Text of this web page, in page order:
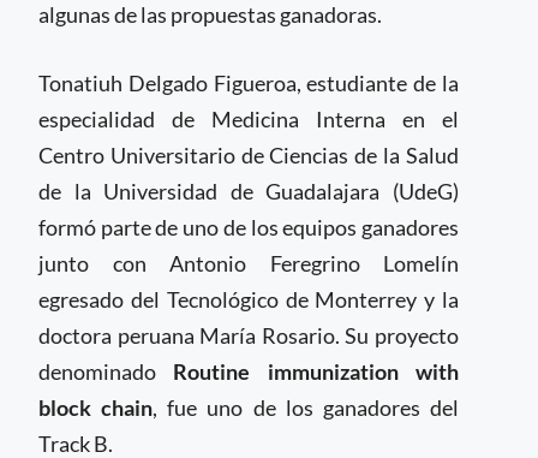
algunas de las propuestas ganadoras.
Tonatiuh Delgado Figueroa, estudiante de la
especialidad de Medicina Interna en el
Centro Universitario de Ciencias de la Salud
de la Universidad de Guadalajara (UdeG)
formó parte de uno de los equipos ganadores
junto con Antonio Feregrino Lomelín
egresado del Tecnológico de Monterrey y la
doctora peruana María Rosario. Su proyecto
denominado Routine immunization with
block chain, fue uno de los ganadores del
Track B.